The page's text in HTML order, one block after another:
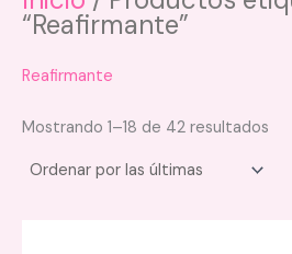
“Reafirmante”
Reafirmante
Mostrando 1–18 de 42 resultados
$35.000